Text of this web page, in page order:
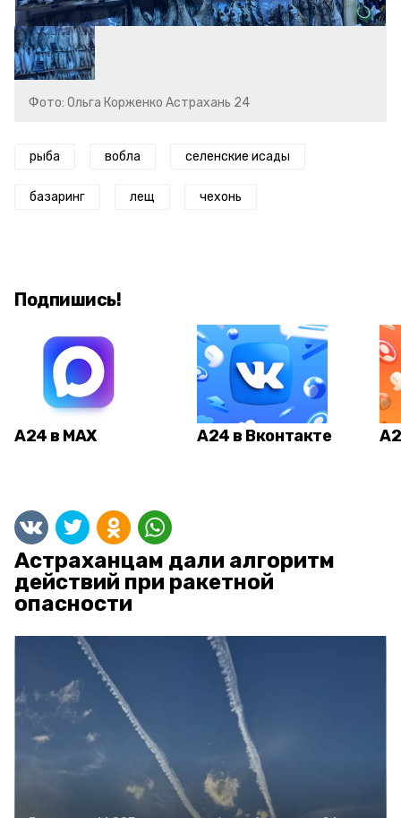
Фото: Ольга Корженко Астрахань 24
рыба вобла селенские исады
базаринг лещ чехонь
Подпишись!
А24 в MAX А24 в Вконтакте
Астраханцам дали алгоритм
действий при ракетной
опасности